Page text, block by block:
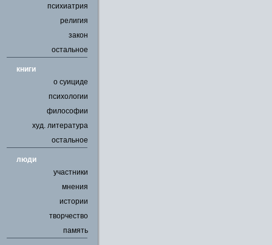
психиатрия
религия
закон
остальное
книги
о суициде
психологии
философии
худ. литература
остальное
люди
участники
мнения
истории
творчество
память